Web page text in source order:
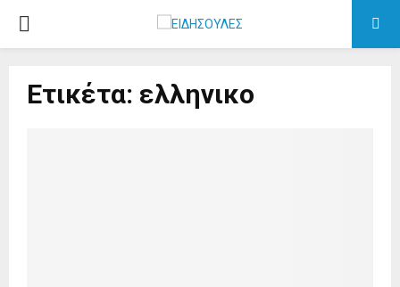
PRIMARY
Ετικέτα: ελληνικο